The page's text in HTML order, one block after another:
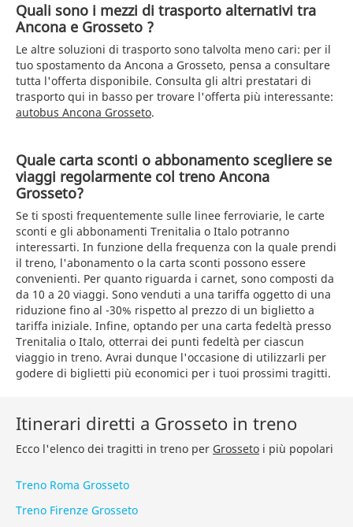
Quali sono i mezzi di trasporto alternativi tra
Ancona e Grosseto ?
Le altre soluzioni di trasporto sono talvolta meno cari: per il
tuo spostamento da Ancona a Grosseto, pensa a consultare
tutta l'offerta disponibile. Consulta gli altri prestatari di
trasporto qui in basso per trovare l'offerta più interessante:
autobus Ancona Grosseto.
Quale carta sconti o abbonamento scegliere se
viaggi regolarmente col treno Ancona
Grosseto?
Se ti sposti frequentemente sulle linee ferroviarie, le carte
sconti e gli abbonamenti Trenitalia o Italo potranno
interessarti. In funzione della frequenza con la quale prendi
il treno, l'abonamento o la carta sconti possono essere
convenienti. Per quanto riguarda i carnet, sono composti da
da 10 a 20 viaggi. Sono venduti a una tariffa oggetto di una
riduzione fino al -30% rispetto al prezzo di un biglietto a
tariffa iniziale. Infine, optando per una carta fedeltà presso
Trenitalia o Italo, otterrai dei punti fedeltà per ciascun
viaggio in treno. Avrai dunque l'occasione di utilizzarli per
godere di biglietti più economici per i tuoi prossimi tragitti.
Itinerari diretti a Grosseto in treno
Ecco l'elenco dei tragitti in treno per Grosseto i più popolari
Treno Roma Grosseto
Treno Firenze Grosseto